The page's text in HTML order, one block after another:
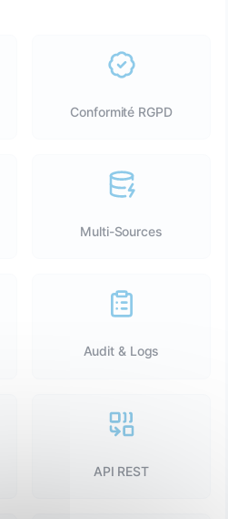
Conformité RGPD
Multi-Sources
Audit & Logs
API REST